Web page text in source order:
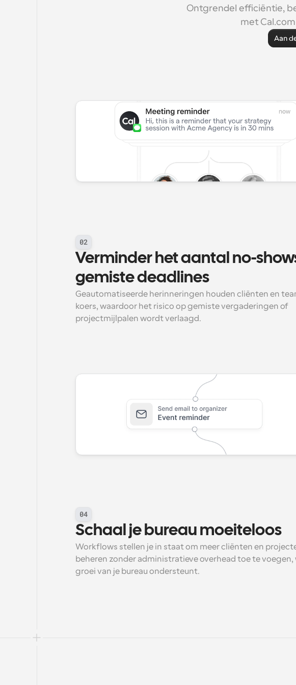
Ontgrendel efficiëntie,
met
Aan
02
Verminder het aantal no-
gemiste deadlines
Geautomatiseerde herinneringen houden cliënten en
koers, waardoor het risico op gemiste vergaderingen of
projectmijlpalen wordt verlaagd.
04
Schaal je bureau moeiteloos
Workflows stellen je in staat om meer cliënten en
beheren zonder administratieve overhead toe te voegen,
groei van je bureau ondersteunt.